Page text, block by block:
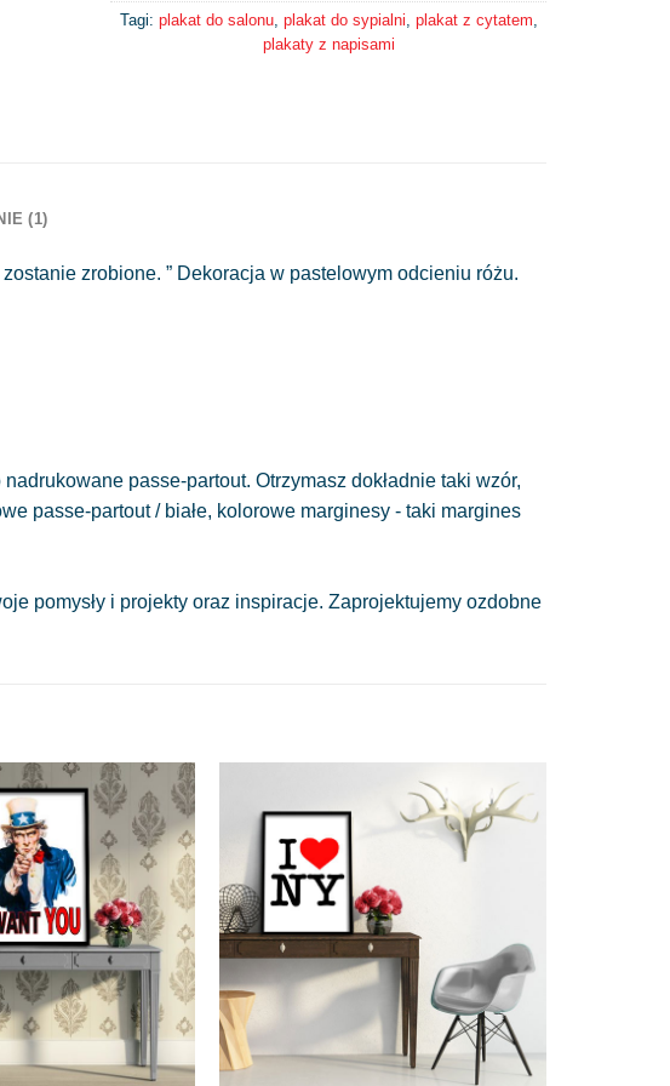
Tagi: plakat do salonu, plakat do sypialni plakat z cytatem
plakaty z napisami
(1)
zrobione. ” Dekoracja w pastelowym odcieniu różu.
passe-partout. Otrzymasz dokładnie taki wzór,
passe-partout / białe, kolorowe marginesy - taki margines
pomysły i projekty oraz inspiracje. Zaprojektujemy ozdobne